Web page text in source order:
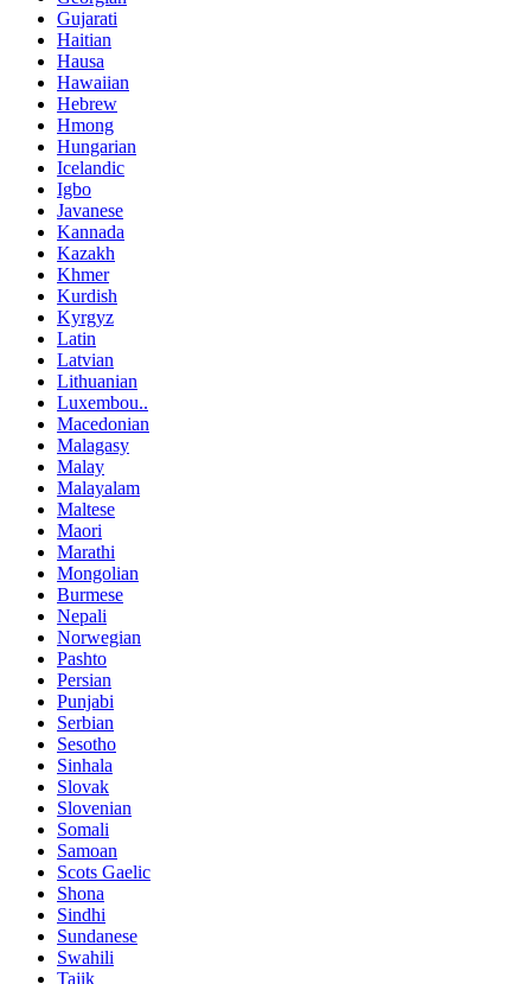
Gujarati
Haitian
Hausa
Hawaiian
Hebrew
Hmong
Hungarian
Icelandic
Igbo
Javanese
Kannada
Kazakh
Khmer
Kurdish
Kyrgyz
Latin
Latvian
Lithuanian
Luxembou..
Macedonian
Malagasy
Malay
Malayalam
Maltese
Maori
Marathi
Mongolian
Burmese
Nepali
Norwegian
Pashto
Persian
Punjabi
Serbian
Sesotho
Sinhala
Slovak
Slovenian
Somali
Samoan
Scots Gaelic
Shona
Sindhi
Sundanese
Swahili
Tajik